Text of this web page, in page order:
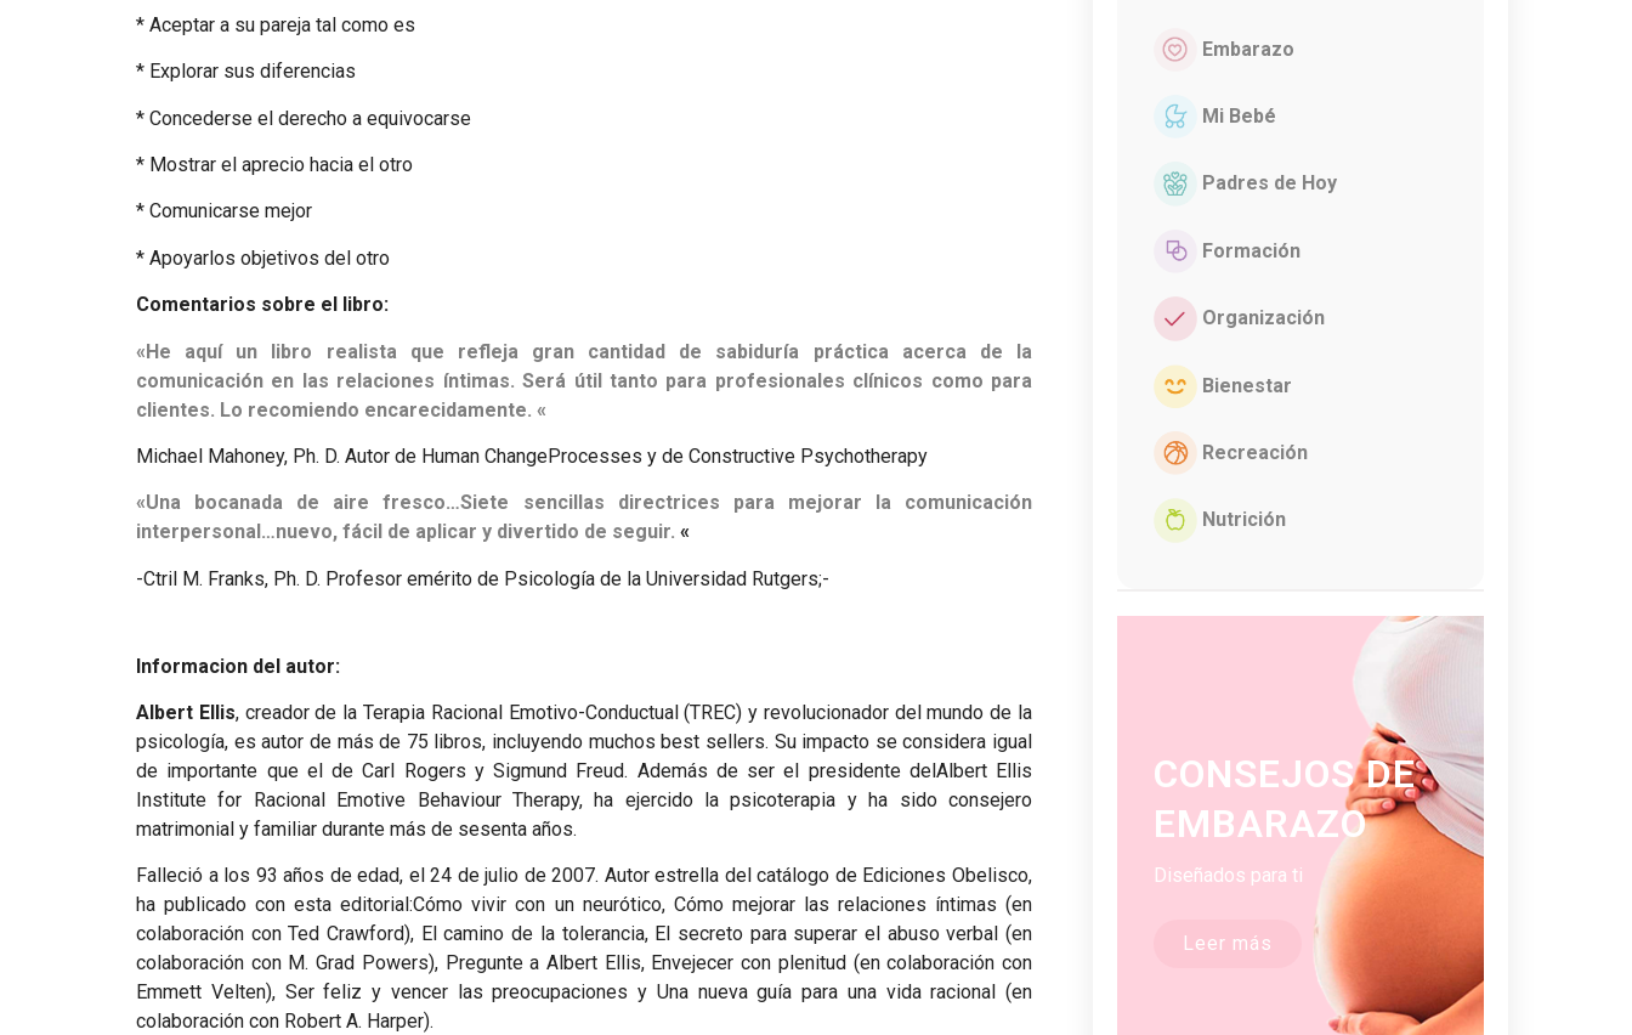
* Aceptar a su pareja tal como es
* Explorar sus diferencias
* Concederse el derecho a equivocarse
* Mostrar el aprecio hacia el otro
* Comunicarse mejor
* Apoyarlos objetivos del otro
Comentarios sobre el libro:
«He aquí un libro realista que refleja gran cantidad de sabiduría práctica acerca de la
comunicación en las relaciones íntimas. Será útil tanto para profesionales clínicos como para
clientes. Lo recomiendo encarecidamente. «
Michael Mahoney, Ph. D. Autor de Human ChangeProcesses y de Constructive Psychotherapy
«Una bocanada de aire fresco…Siete sencillas directrices para mejorar la comunicación
interpersonal…nuevo, fácil de aplicar y divertido de seguir. «
-Ctril M. Franks, Ph. D. Profesor emérito de Psicología de la Universidad Rutgers;-
Informacion del autor:
Albert Ellis, creador de la Terapia Racional Emotivo-Conductual (TREC) y revolucionador del mundo de la
psicología, es autor de más de 75 libros, incluyendo muchos best sellers. Su impacto se considera igual
de importante que el de Carl Rogers y Sigmund Freud. Además de ser el presidente delAlbert Ellis
Institute for Racional Emotive Behaviour Therapy, ha ejercido la psicoterapia y ha sido consejero
matrimonial y familiar durante más de sesenta años.
Falleció a los 93 años de edad, el 24 de julio de 2007. Autor estrella del catálogo de Ediciones Obelisco,
ha publicado con esta editorial:Cómo vivir con un neurótico, Cómo mejorar las relaciones íntimas (en
colaboración con Ted Crawford), El camino de la tolerancia, El secreto para superar el abuso verbal (en
colaboración con M. Grad Powers), Pregunte a Albert Ellis, Envejecer con plenitud (en colaboración con
Emmett Velten), Ser feliz y vencer las preocupaciones y Una nueva guía para una vida racional (en
colaboración con Robert A. Harper).
Embarazo
Mi Bebé
Padres de Hoy
Formación
Organización
Bienestar
Recreación
Nutrición
CONSEJOS DE
EMBARAZO
Diseñados para ti
Leer más